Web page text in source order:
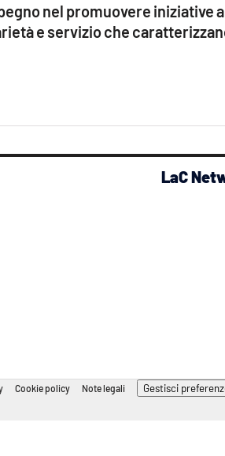
nel promuovere iniziative
e servizio che
LaC
Cookie policy Note legali Gestisci